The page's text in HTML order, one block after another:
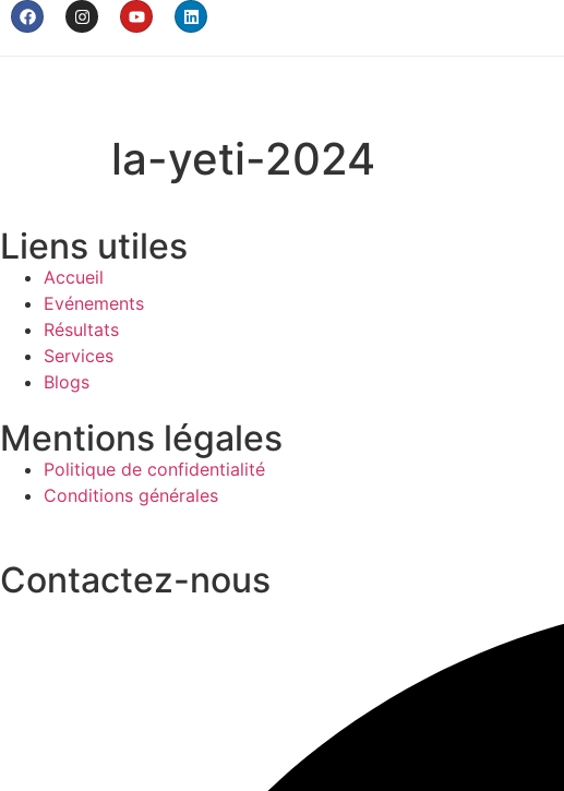
la-yeti-2024
Liens utiles
Accueil
Evénements
Résultats
Services
Blogs
Mentions légales
Politique de confidentialité
Conditions générales
Contactez-nous